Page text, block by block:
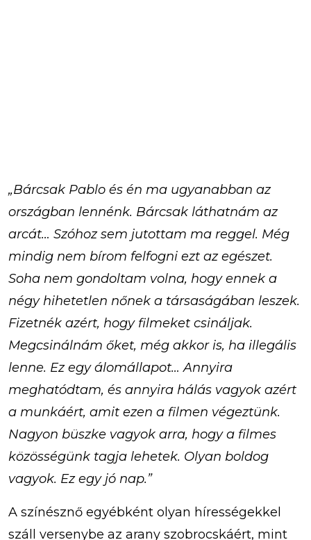
„Bárcsak Pablo és én ma ugyanabban az
országban lennénk. Bárcsak láthatnám az
arcát… Szóhoz sem jutottam ma reggel. Még
mindig nem bírom felfogni ezt az egészet.
Soha nem gondoltam volna, hogy ennek a
négy hihetetlen nőnek a társaságában leszek.
Fizetnék azért, hogy filmeket csináljak.
Megcsinálnám őket, még akkor is, ha illegális
lenne. Ez egy álomállapot… Annyira
meghatódtam, és annyira hálás vagyok azért
a munkáért, amit ezen a filmen végeztünk.
Nagyon büszke vagyok arra, hogy a filmes
közösségünk tagja lehetek. Olyan boldog
vagyok. Ez egy jó nap.”
A színésznő egyébként olyan hírességekkel
száll versenybe az arany szobrocskáért, mint